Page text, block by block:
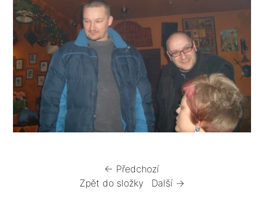
← Předchozí
Zpět do složky
Další →